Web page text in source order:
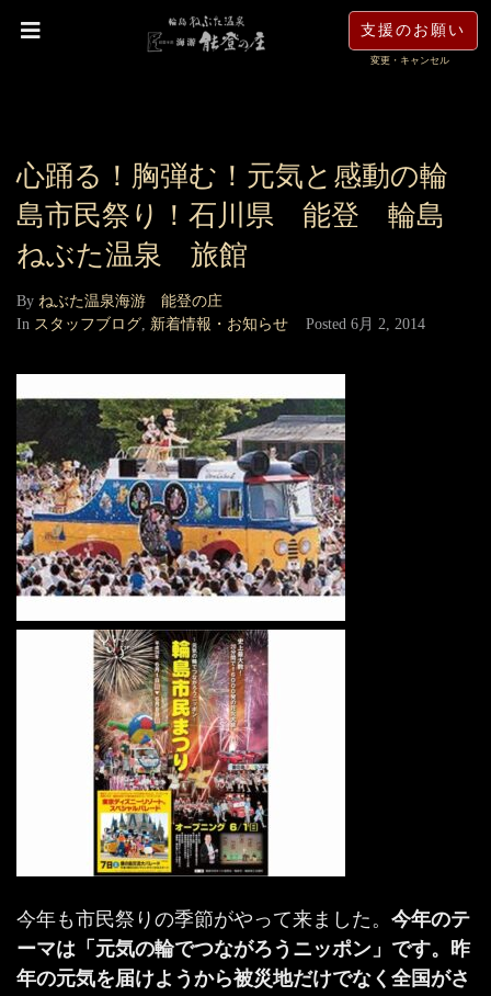
支援のお願い
変更・キャンセル
心踊る！胸弾む！元気と感動の輪
島市民祭り！石川県 能登 輪島
ねぶた温泉 旅館
By ねぶた温泉海游 能登の庄
In スタッフブログ, 新着情報・お知らせ Posted 6月 2, 2014
今年も市民祭りの季節がやって来ました。 今年のテ
ーマは「元気の輪でつながろうニッポン」です。昨
年の元気を届けようから被災地だけでなく全国がさ